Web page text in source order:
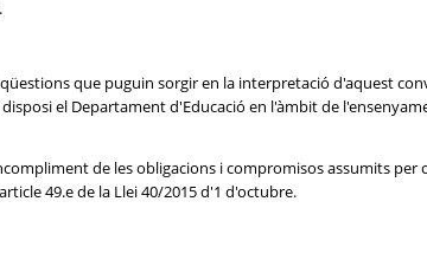
que puguin sorgir en la interpretació d'aquest
el Departament d'Educació en l'àmbit de
de les obligacions i compromisos assumits per
49.e de la Llei 40/2015 d'1 d'octubre.